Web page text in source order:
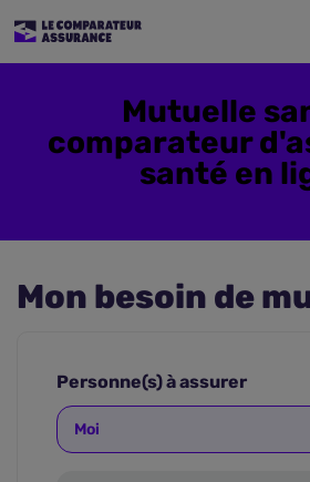
Mutuelle
comparateur
santé en
Mon besoin de
Personne(s) à assurer
Moi